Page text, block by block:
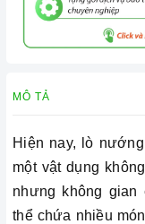
MÔ TẢ
Hiện nay, lò
một vật dụng
nhưng không gian
thể chứa nhiều